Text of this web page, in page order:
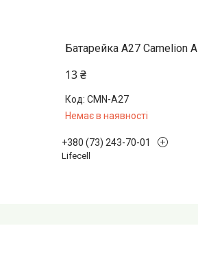
Батарейка A27 Camelion
13 ₴
CMN-A27
Немає в наявності
+380 (73) 243-70-01
Lifecell